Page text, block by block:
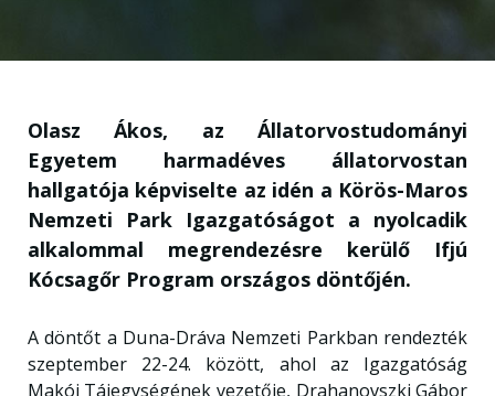
Olasz Ákos, az Állatorvostudományi
Egyetem harmadéves állatorvostan
hallgatója képviselte az idén a Körös-Maros
Nemzeti Park Igazgatóságot a nyolcadik
alkalommal megrendezésre kerülő Ifjú
Kócsagőr Program országos döntőjén.
A döntőt a Duna-Dráva Nemzeti Parkban rendezték
szeptember 22-24. között, ahol az Igazgatóság
Makói Tájegységének vezetője, Drahanovszki Gábor